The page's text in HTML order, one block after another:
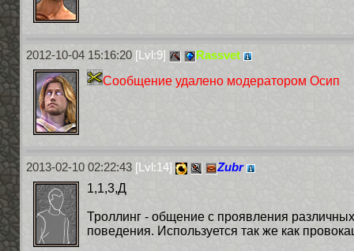
2012-10-04 15:16:20[Lvl:9]
Rassvet
Сообщение удалено модератором Осип
2013-02-10 02:22:43[Lvl:14]
Zubr
1,1,3,Д
Троллинг - общение с проявления
поведения. Используется так же как